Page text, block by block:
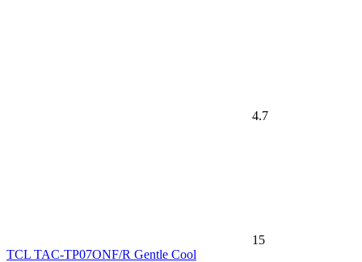
4.7
15
TCL TAC-TP07ONF/R Gentle Cool